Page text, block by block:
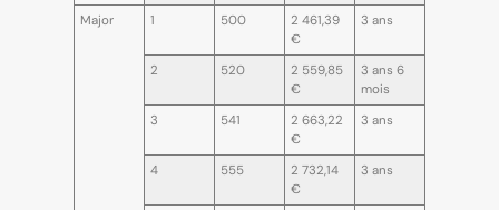
Major 1 500
2 461,39
€
3 ans
2 520
2 559,85
€
3 ans 6
mois
3
541
2 663,22
€
3 ans
4 555
2 732,14
€
3 ans